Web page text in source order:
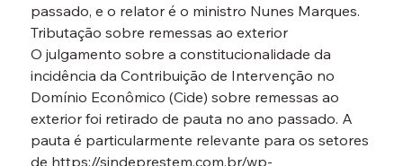
passado, e o relator é o ministro Nunes Marques.
Tributação sobre remessas ao exterior
O julgamento sobre a constitucionalidade da
incidência da Contribuição de Intervenção no
Domínio Econômico (Cide) sobre remessas ao
exterior foi retirado de pauta no ano passado. A
pauta é particularmente relevante para os setores
de https://sindeprestem.com.br/wp-